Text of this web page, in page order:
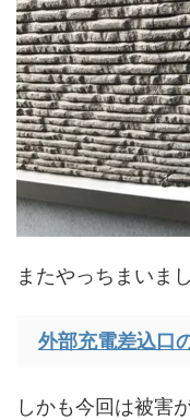
またやっちまいま
外部充電差込口
しかも今回は被害